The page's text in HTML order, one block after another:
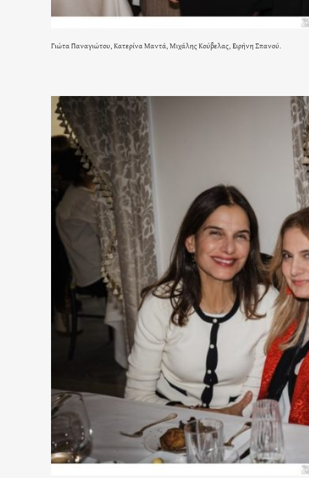
Γιώτα Παναγιώτου, Κατερίνα Μαντά, Μιχάλης Κούβελας, Ειρήνη Σπανού.